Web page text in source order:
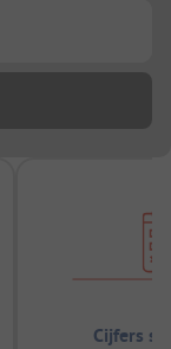
Cijfers